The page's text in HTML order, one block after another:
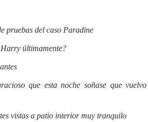
pruebas del caso Paradine
últimamente?
que esta noche soñase que
vistas a patio interior muy tranquilo